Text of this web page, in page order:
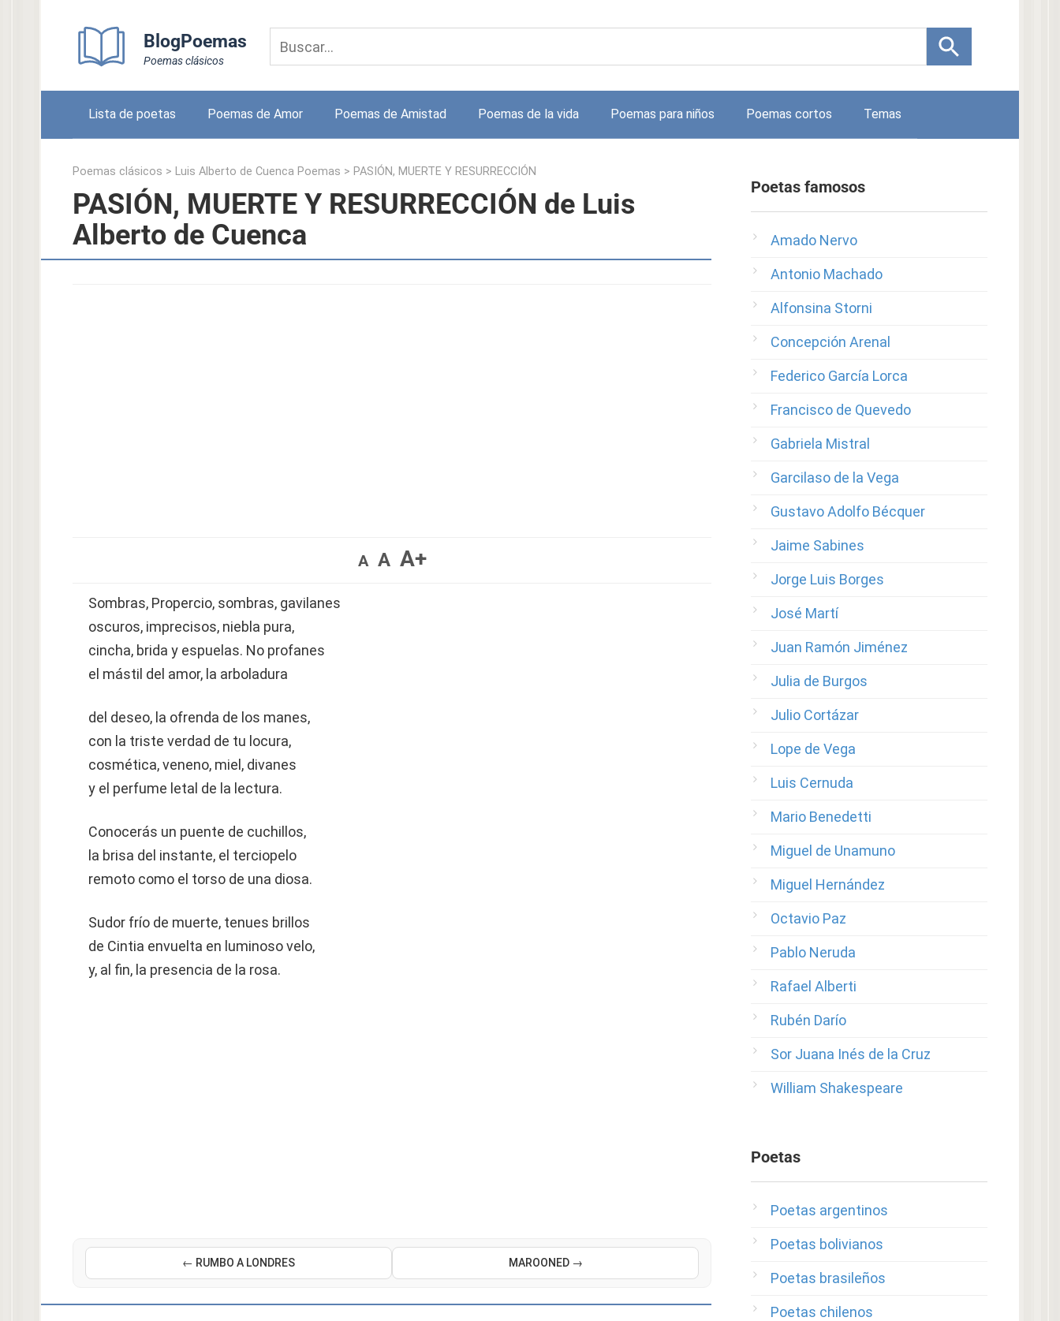
BlogPoemas
Poemas clásicos
Lista de poetas Poemas de Amor Poemas de Amistad Poemas de la vida Poemas para niños Poemas cortos Temas
Poemas clásicos > Luis Alberto de Cuenca Poemas > PASIÓN, MUERTE Y RESURRECCIÓN
PASIÓN, MUERTE Y RESURRECCIÓN de Luis
Alberto de Cuenca
A A A+
Sombras, Propercio, sombras, gavilanes
oscuros, imprecisos, niebla pura,
cincha, brida y espuelas. No profanes
el mástil del amor, la arboladura
del deseo, la ofrenda de los manes,
con la triste verdad de tu locura,
cosmética, veneno, miel, divanes
y el perfume letal de la lectura.
Conocerás un puente de cuchillos,
la brisa del instante, el terciopelo
remoto como el torso de una diosa.
Sudor frío de muerte, tenues brillos
de Cintia envuelta en luminoso velo,
y, al fin, la presencia de la rosa.
← RUMBO A LONDRES MAROONED →
Poetas famosos
Amado Nervo
Antonio Machado
Alfonsina Storni
Concepción Arenal
Federico García Lorca
Francisco de Quevedo
Gabriela Mistral
Garcilaso de la Vega
Gustavo Adolfo Bécquer
Jaime Sabines
Jorge Luis Borges
José Martí
Juan Ramón Jiménez
Julia de Burgos
Julio Cortázar
Lope de Vega
Luis Cernuda
Mario Benedetti
Miguel de Unamuno
Miguel Hernández
Octavio Paz
Pablo Neruda
Rafael Alberti
Rubén Darío
Sor Juana Inés de la Cruz
William Shakespeare
Poetas
Poetas argentinos
Poetas bolivianos
Poetas brasileños
Poetas chilenos